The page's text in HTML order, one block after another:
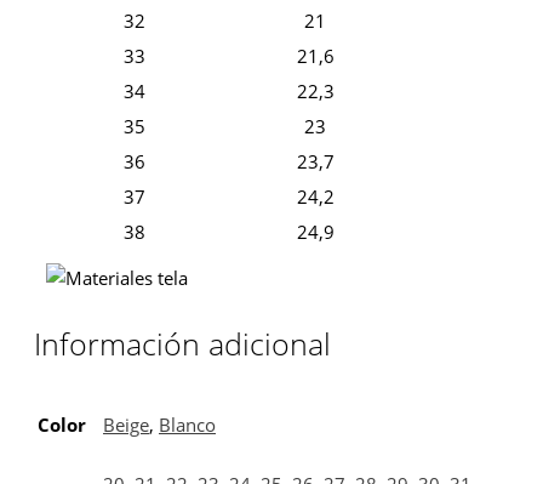
32
21
33
21,6
34
22,3
35
23
36
23,7
37
24,2
38
24,9
Información adicional
Color Beige, Blanco